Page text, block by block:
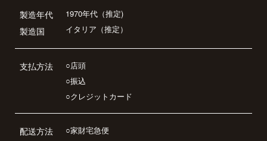
製造年代
製造国
1970年代（推定)
イタリア（推定）
支払方法
○店頭
○振込
○クレジットカード
配送方法
○家財宅急便